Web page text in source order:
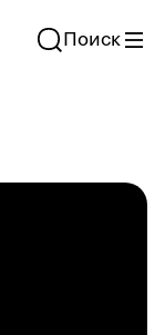
Поиск